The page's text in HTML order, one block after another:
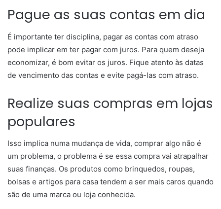
Pague as suas contas em dia
É importante ter disciplina, pagar as contas com atraso
pode implicar em ter pagar com juros. Para quem deseja
economizar, é bom evitar os juros. Fique atento às datas
de vencimento das contas e evite pagá-las com atraso.
Realize suas compras em lojas
populares
Isso implica numa mudança de vida, comprar algo não é
um problema, o problema é se essa compra vai atrapalhar
suas finanças. Os produtos como brinquedos, roupas,
bolsas e artigos para casa tendem a ser mais caros quando
são de uma marca ou loja conhecida.